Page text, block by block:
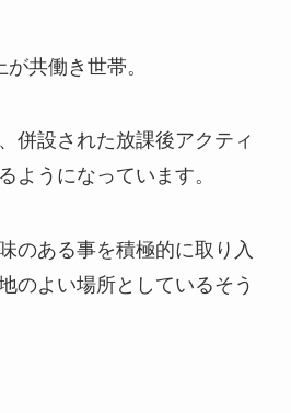
共働き世帯。
併設された放課後アクティ
ようになっています。
のある事を積極的に取り入
のよい場所としているそう